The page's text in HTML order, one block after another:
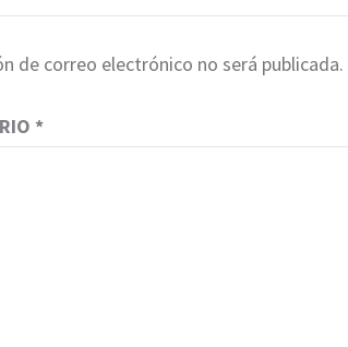
de correo electrónico no será publicada.
*